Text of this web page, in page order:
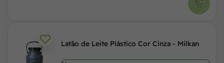
Latão de Leite Plástico Cor Cinza - Milkan